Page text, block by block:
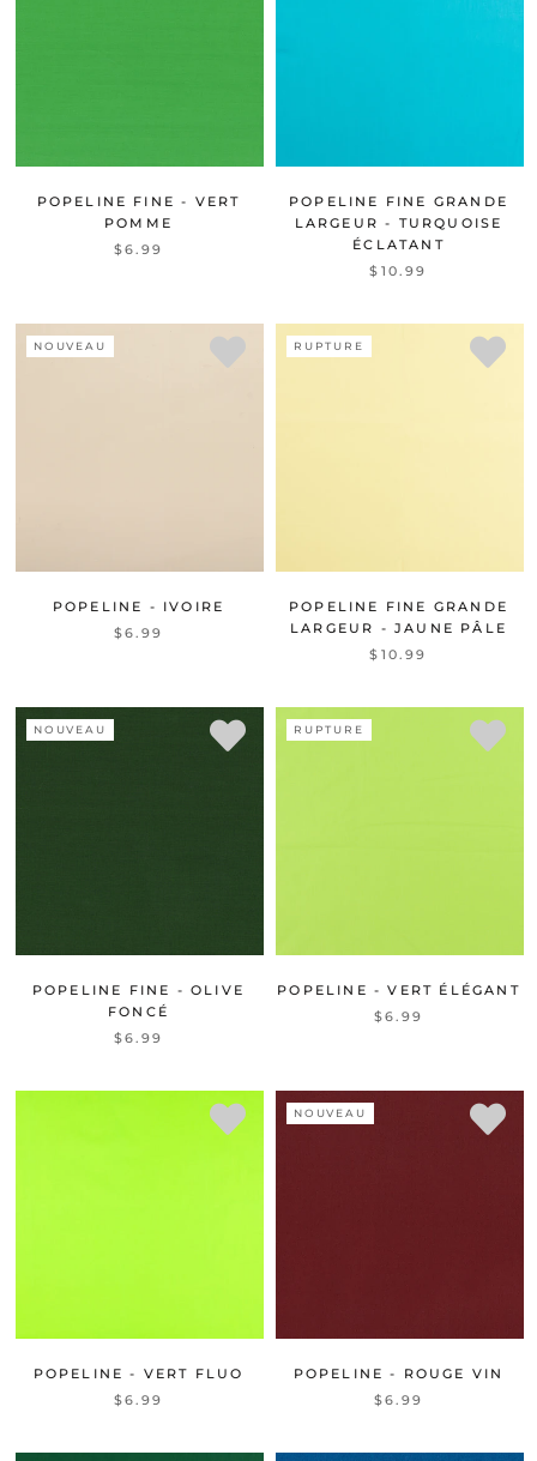
POPELINE FINE - VERT
POMME
$6.99
POPELINE FINE GRANDE
LARGEUR - TURQUOISE
ÉCLATANT
$10.99
NOUVEAU
POPELINE - IVOIRE
$6.99
RUPTURE
POPELINE FINE GRANDE
LARGEUR - JAUNE PÂLE
$10.99
NOUVEAU
POPELINE FINE - OLIVE
FONCÉ
$6.99
RUPTURE
POPELINE - VERT ÉLÉGANT
$6.99
POPELINE - VERT FLUO
$6.99
NOUVEAU
POPELINE - ROUGE VIN
$6.99